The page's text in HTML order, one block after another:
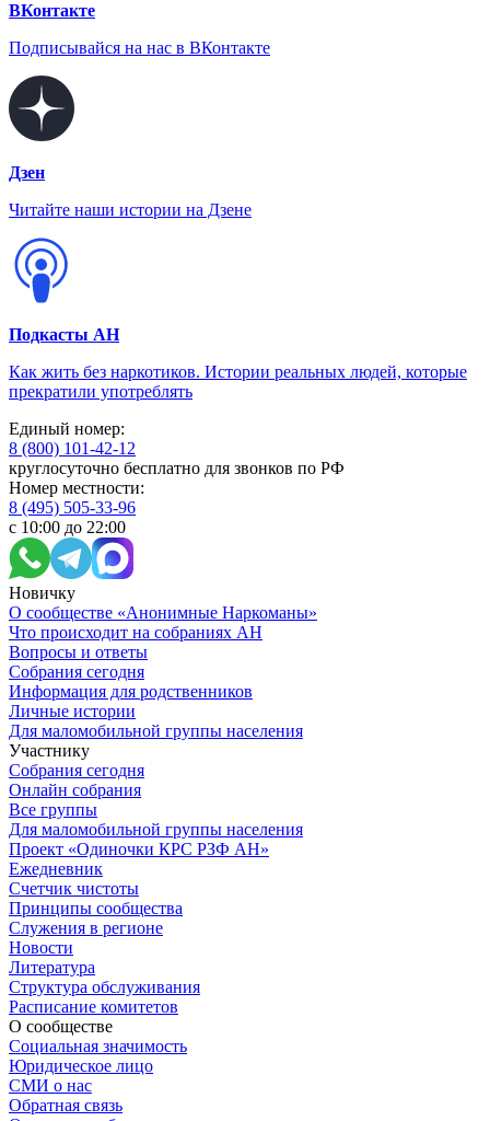
ВКонтакте
Подписывайся на нас в ВКонтакте
Дзен
Читайте наши истории на Дзене
Подкасты АН
Как жить без наркотиков. Истории реальных людей, которые
прекратили употреблять
Единый номер:
8 (800) 101-42-12
круглосуточно бесплатно для звонков по РФ
Номер местности:
8 (495) 505-33-96
с 10:00 до 22:00
Новичку
О сообществе «Анонимные Наркоманы»
Что происходит на собраниях АН
Вопросы и ответы
Собрания сегодня
Информация для родственников
Личные истории
Для маломобильной группы населения
Участнику
Собрания сегодня
Онлайн собрания
Все группы
Для маломобильной группы населения
Проект «Одиночки КРС РЗФ АН»
Ежедневник
Счетчик чистоты
Принципы сообщества
Служения в регионе
Новости
Литература
Структура обслуживания
Расписание комитетов
О сообществе
Социальная значимость
Юридическое лицо
СМИ о нас
Обратная связь